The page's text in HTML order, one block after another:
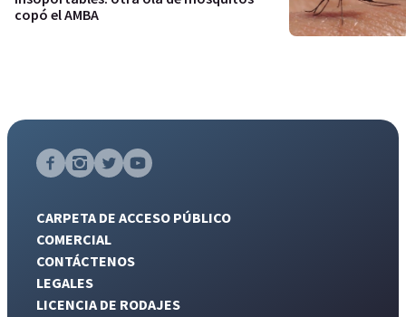
copó el AMBA
CARPETA DE ACCESO PÚBLICO
COMERCIAL
CONTÁCTENOS
LEGALES
LICENCIA DE RODAJES